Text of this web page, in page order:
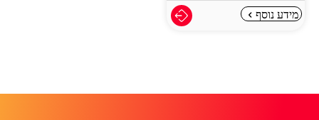
מידע נוסף